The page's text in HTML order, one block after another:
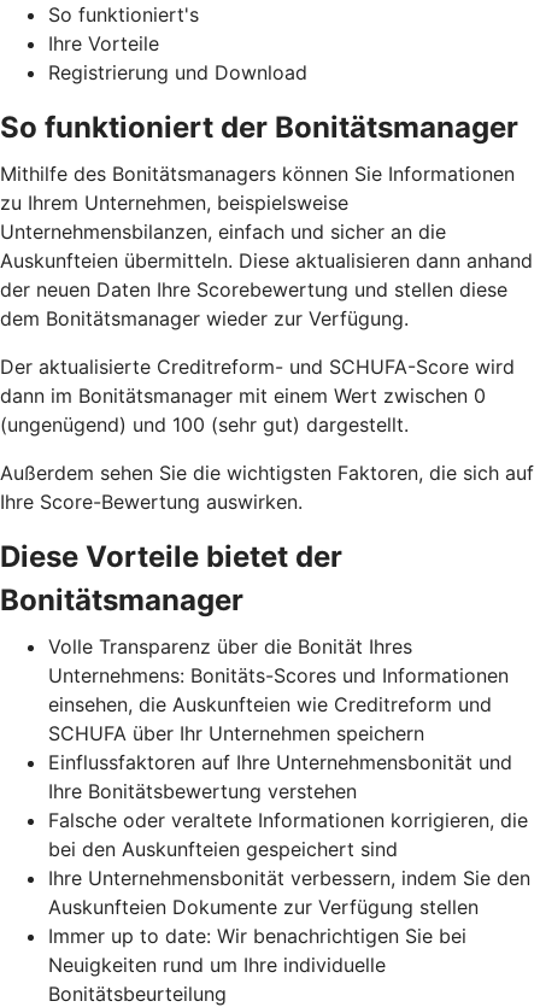
So funktioniert's
Ihre Vorteile
Registrierung und Download
So funktioniert der Bonitätsmanager
Mithilfe des Bonitätsmanagers können Sie Informationen
zu Ihrem Unternehmen, beispielsweise
Unternehmensbilanzen, einfach und sicher an die
Auskunfteien übermitteln. Diese aktualisieren dann anhand
der neuen Daten Ihre Scorebewertung und stellen diese
dem Bonitätsmanager wieder zur Verfügung.
Der aktualisierte Creditreform- und SCHUFA-Score wird
dann im Bonitätsmanager mit einem Wert zwischen 0
(ungenügend) und 100 (sehr gut) dargestellt.
Außerdem sehen Sie die wichtigsten Faktoren, die sich auf
Ihre Score-Bewertung auswirken.
Diese Vorteile bietet der
Bonitätsmanager
Volle Transparenz über die Bonität Ihres
Unternehmens: Bonitäts-Scores und Informationen
einsehen, die Auskunfteien wie Creditreform und
SCHUFA über Ihr Unternehmen speichern
Einflussfaktoren auf Ihre Unternehmensbonität und
Ihre Bonitätsbewertung verstehen
Falsche oder veraltete Informationen korrigieren, die
bei den Auskunfteien gespeichert sind
Ihre Unternehmensbonität verbessern, indem Sie den
Auskunfteien Dokumente zur Verfügung stellen
Immer up to date: Wir benachrichtigen Sie bei
Neuigkeiten rund um Ihre individuelle
Bonitätsbeurteilung